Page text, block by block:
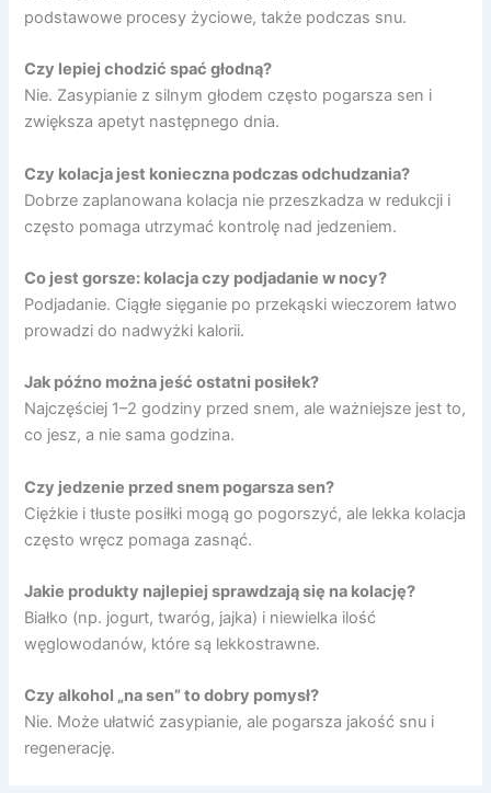
podstawowe procesy życiowe, także podczas snu.
Czy lepiej chodzić spać głodną?
Nie. Zasypianie z silnym głodem często pogarsza sen i
zwiększa apetyt następnego dnia.
Czy kolacja jest konieczna podczas odchudzania?
Dobrze zaplanowana kolacja nie przeszkadza w redukcji i
często pomaga utrzymać kontrolę nad jedzeniem.
Co jest gorsze: kolacja czy podjadanie w nocy?
Podjadanie. Ciągłe sięganie po przekąski wieczorem łatwo
prowadzi do nadwyżki kalorii.
Jak późno można jeść ostatni posiłek?
Najczęściej 1–2 godziny przed snem, ale ważniejsze jest to,
co jesz, a nie sama godzina.
Czy jedzenie przed snem pogarsza sen?
Ciężkie i tłuste posiłki mogą go pogorszyć, ale lekka kolacja
często wręcz pomaga zasnąć.
Jakie produkty najlepiej sprawdzają się na kolację?
Białko (np. jogurt, twaróg, jajka) i niewielka ilość
węglowodanów, które są lekkostrawne.
Czy alkohol „na sen” to dobry pomysł?
Nie. Może ułatwić zasypianie, ale pogarsza jakość snu i
regenerację.